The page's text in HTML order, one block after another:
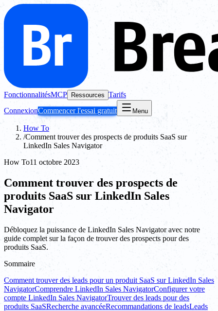
FonctionnalitésMCP Ressources Tarifs
ConnexionCommencer l'essai gratuit Menu
How To
/Comment trouver des prospects de produits SaaS sur
LinkedIn Sales Navigator
How To11 octobre 2023
Comment trouver des prospects de
produits SaaS sur LinkedIn Sales
Navigator
Débloquez la puissance de LinkedIn Sales Navigator avec notre
guide complet sur la façon de trouver des prospects pour des
produits SaaS.
Sommaire
Comment trouver des leads pour un produit SaaS sur LinkedIn Sales
NavigatorComprendre LinkedIn Sales NavigatorConfigurer votre
compte LinkedIn Sales NavigatorTrouver des leads pour des
produits SaaSRecherche avancéeRecommandations de leadsLeads